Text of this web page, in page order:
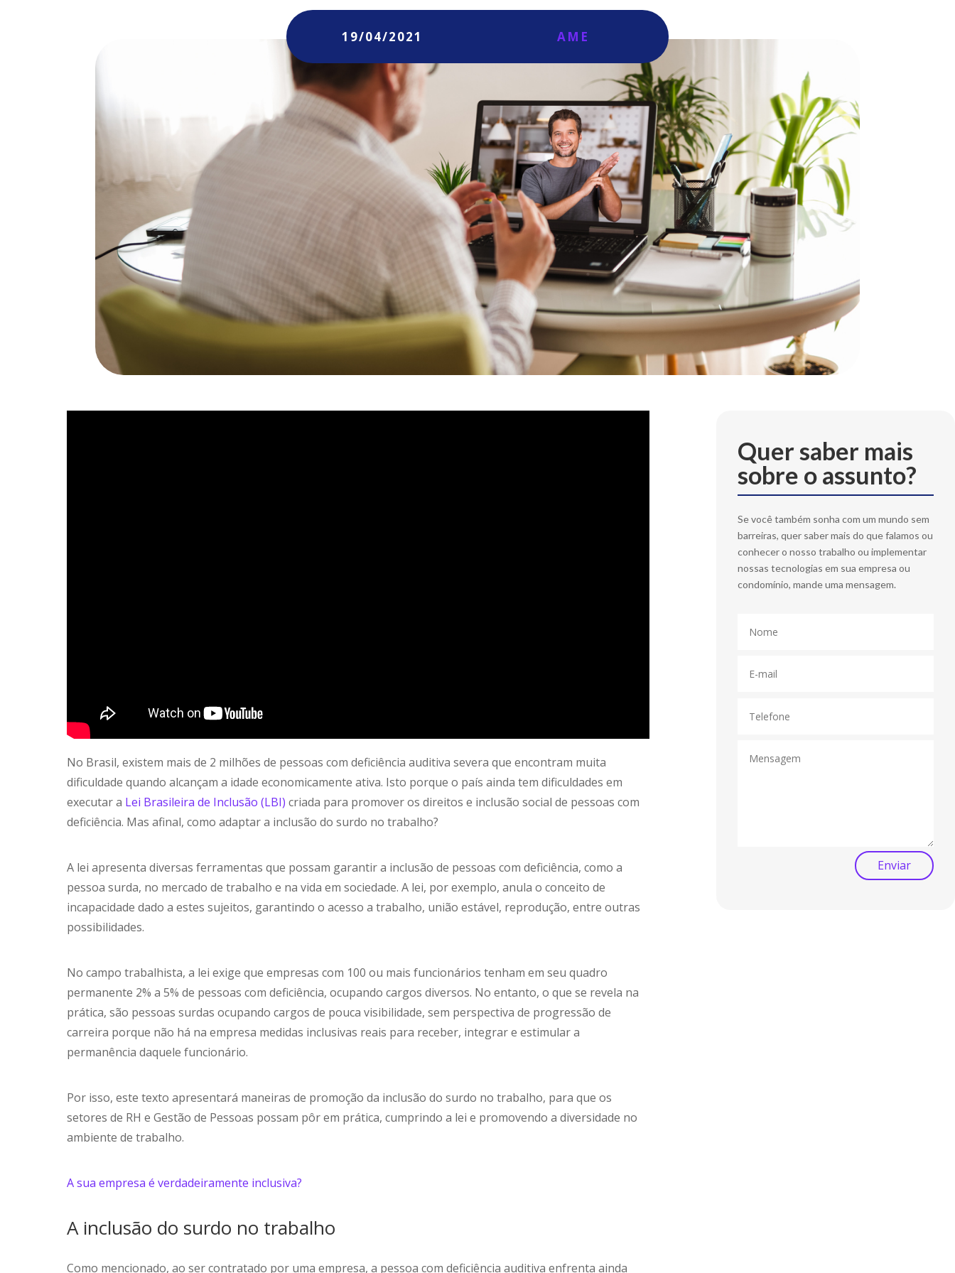
19/04/2021 AME
No Brasil, existem mais de 2 milhões de pessoas com deficiência auditiva severa que encontram muita
dificuldade quando alcançam a idade economicamente ativa. Isto porque o país ainda tem dificuldades em
executar a Lei Brasileira de Inclusão (LBI) criada para promover os direitos e inclusão social de pessoas com
deficiência. Mas afinal, como adaptar a inclusão do surdo no trabalho?
A lei apresenta diversas ferramentas que possam garantir a inclusão de pessoas com deficiência, como a
pessoa surda, no mercado de trabalho e na vida em sociedade. A lei, por exemplo, anula o conceito de
incapacidade dado a estes sujeitos, garantindo o acesso a trabalho, união estável, reprodução, entre outras
possibilidades.
No campo trabalhista, a lei exige que empresas com 100 ou mais funcionários tenham em seu quadro
permanente 2% a 5% de pessoas com deficiência, ocupando cargos diversos. No entanto, o que se revela na
prática, são pessoas surdas ocupando cargos de pouca visibilidade, sem perspectiva de progressão de
carreira porque não há na empresa medidas inclusivas reais para receber, integrar e estimular a
permanência daquele funcionário.
Por isso, este texto apresentará maneiras de promoção da inclusão do surdo no trabalho, para que os
setores de RH e Gestão de Pessoas possam pôr em prática, cumprindo a lei e promovendo a diversidade no
ambiente de trabalho.
A sua empresa é verdadeiramente inclusiva?
A inclusão do surdo no trabalho
Como mencionado, ao ser contratado por uma empresa, a pessoa com deficiência auditiva enfrenta ainda
Quer saber mais
sobre o assunto?
Se você também sonha com um mundo sem
barreiras, quer saber mais do que falamos ou
conhecer o nosso trabalho ou implementar
nossas tecnologias em sua empresa ou
condomínio, mande uma mensagem.
Enviar